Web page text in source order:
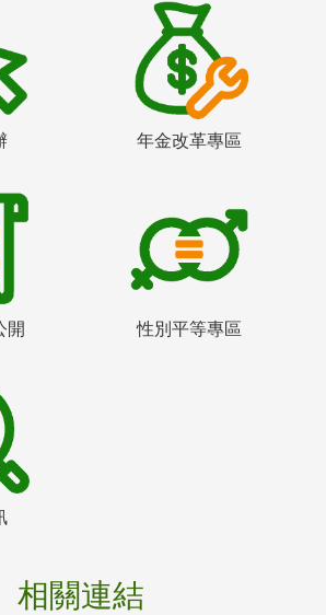
年金改革專區
開 性別平等專區
相關連結